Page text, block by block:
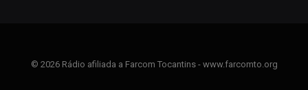
© 2026 Rádio afiliada a Farcom Tocantins - www.farcomto.org